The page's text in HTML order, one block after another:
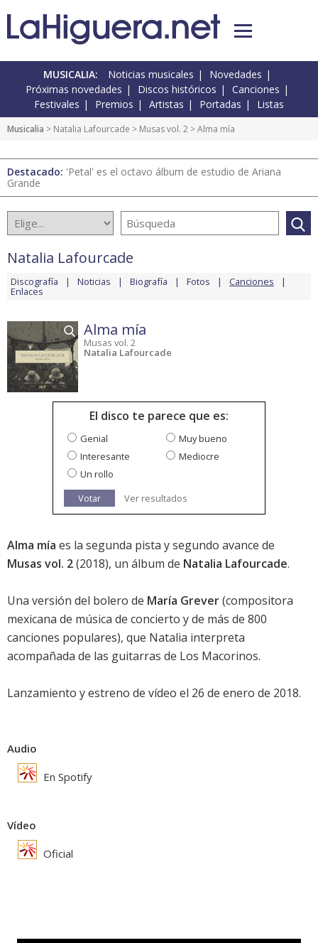
MUSICALIA: Noticias musicales
Novedades
Próximas novedades
Discos históricos
Canciones
Festivales
Premios Artistas Portadas Listas
Musicalia > Natalia Lafourcade > Musas vol. 2 > Alma mía
Destacado: 'Petal' es el octavo álbum de estudio de Ariana
Grande
Natalia Lafourcade
Discografía Noticias Biografía Fotos Canciones
Enlaces
Alma mía
Musas vol. 2
Natalia Lafourcade
El disco te parece que es:
Genial
Muy bueno
Interesante
Mediocre
Un rollo
Votar
Ver resultados
Alma mía es la segunda pista y segundo avance de
Musas vol. 2(2018), un álbum de Natalia Lafourcade.
Una versión del bolero de María Grever(compositora
mexicana de música de concierto y de más de 800
canciones populares), que Natalia interpreta
acompañada de las guitarras de Los Macorinos.
Lanzamiento y estreno de vídeo el 26 de enero de 2018.
Audio
En Spotify
Vídeo
Oficial